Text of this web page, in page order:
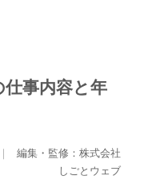
事内容と年
編集・監修：株式会社
しごとウェブ